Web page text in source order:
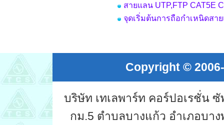
สายแลน UTP,FTP CAT5E
จุดเริ่มต้นการถือกำเหนิดสา
Copyright ©
บริษัท เทเลพาร์ท คอร์ปอเรชั่น
กม.5 ตำบลบางแก้ว อำเภอบา